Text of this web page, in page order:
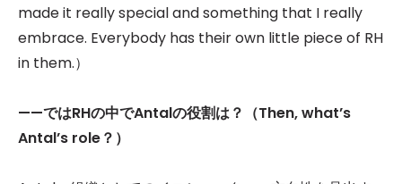
made it really special and something that I really
embrace. Everybody has their own little piece of RH
in them.）
——ではRHの中でAntalの役割は？（Then, what’s
Antal’s role？）